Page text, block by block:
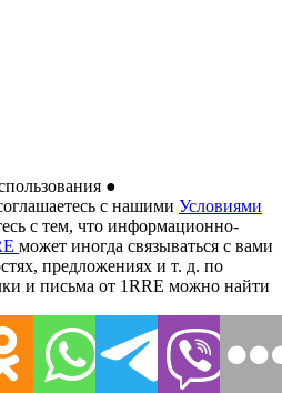
●
с нашими Условиями
с тем, что информационно-
может иногда связываться с вами
предложениях и т. д. по
и письма от 1RRE можно найти
●